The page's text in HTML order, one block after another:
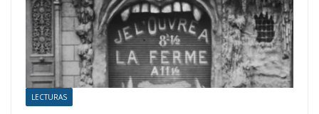
LECTURAS